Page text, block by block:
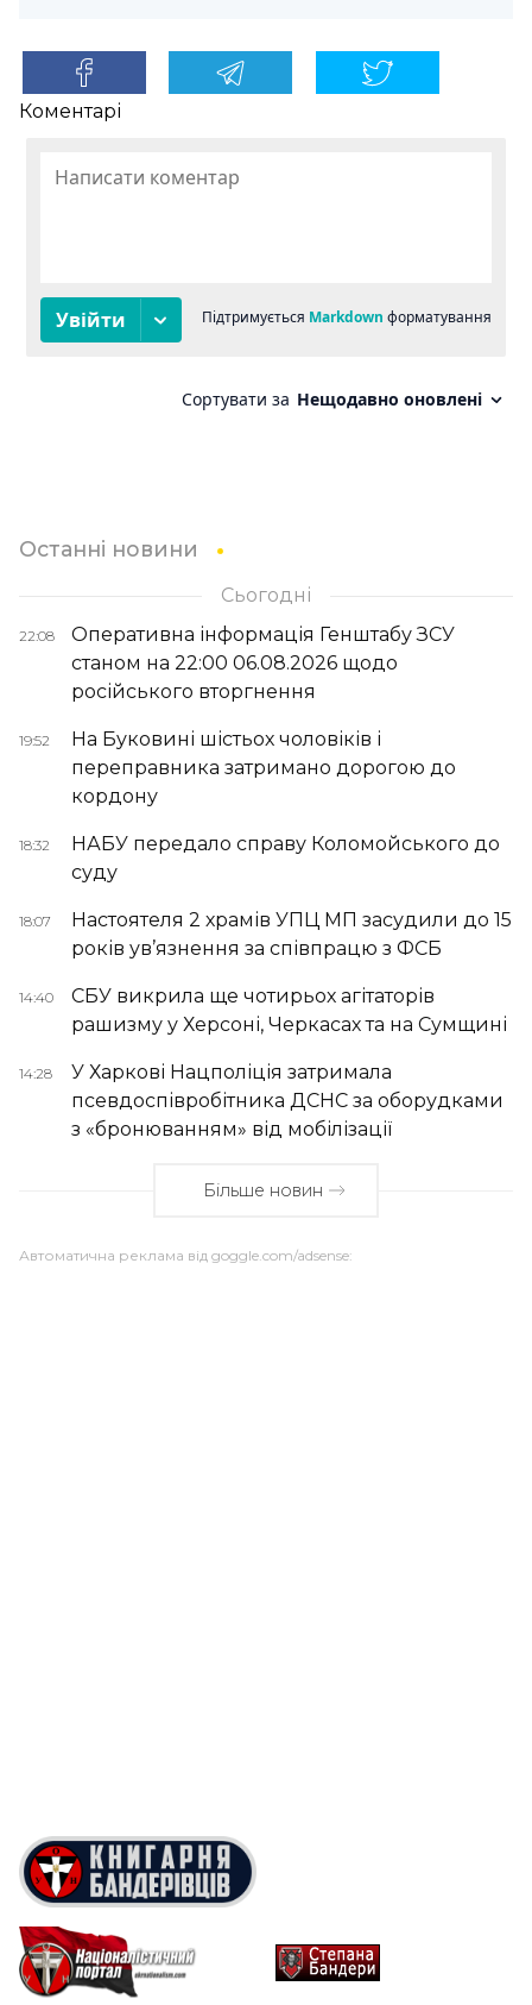
Коментарі
Останні новини
Сьогодні
22:08
Оперативна інформація Генштабу ЗСУ
станом на 22:00 06.08.2026 щодо
російського вторгнення
19:52
На Буковині шістьох чоловіків і
переправника затримано дорогою до
кордону
18:32
НАБУ передало справу Коломойського до
суду
18:07
Настоятеля 2 храмів УПЦ МП засудили до 15
років ув’язнення за співпрацю з ФСБ
14:40
СБУ викрила ще чотирьох агітаторів
рашизму у Херсоні, Черкасах та на Сумщині
14:28
У Харкові Нацполіція затримала
псевдоспівробітника ДСНС за оборудками
з «бронюванням» від мобілізації
Більше новин
Автоматична реклама від goggle.com/adsense: